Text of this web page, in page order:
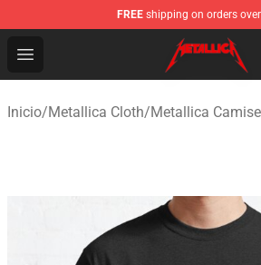
FREE shipping on orders
Open menu
Metallica Store - Official
Inicio/Metallica Cloth/Metallica